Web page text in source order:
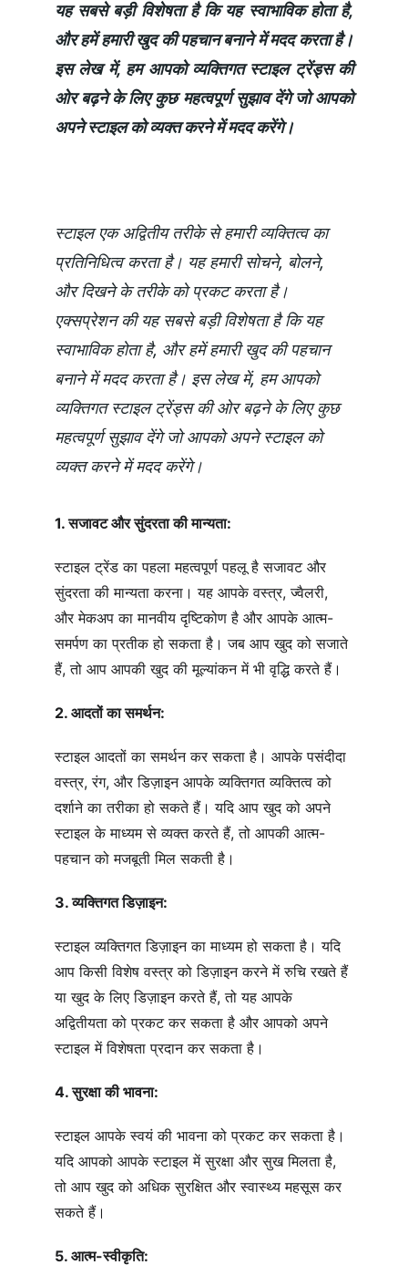
यह सबसे बड़ी विशेषता है कि यह स्वाभाविक होता है,
और हमें हमारी खुद की पहचान बनाने में मदद करता है।
इस लेख में, हम आपको व्यक्तिगत स्टाइल ट्रेंड्स की
ओर बढ़ने के लिए कुछ महत्वपूर्ण सुझाव देंगे जो आपको
अपने स्टाइल को व्यक्त करने में मदद करेंगे।
स्टाइल एक अद्वितीय तरीके से हमारी व्यक्तित्व का
प्रतिनिधित्व करता है। यह हमारी सोचने, बोलने,
और दिखने के तरीके को प्रकट करता है।
एक्सप्रेशन की यह सबसे बड़ी विशेषता है कि यह
स्वाभाविक होता है, और हमें हमारी खुद की पहचान
बनाने में मदद करता है। इस लेख में, हम आपको
व्यक्तिगत स्टाइल ट्रेंड्स की ओर बढ़ने के लिए कुछ
महत्वपूर्ण सुझाव देंगे जो आपको अपने स्टाइल को
व्यक्त करने में मदद करेंगे।
1. सजावट और सुंदरता की मान्यता:
स्टाइल ट्रेंड का पहला महत्वपूर्ण पहलू है सजावट और
सुंदरता की मान्यता करना। यह आपके वस्त्र, ज्वैलरी,
और मेकअप का मानवीय दृष्टिकोण है और आपके आत्म-
समर्पण का प्रतीक हो सकता है। जब आप खुद को सजाते
हैं, तो आप आपकी खुद की मूल्यांकन में भी वृद्धि करते हैं।
2. आदतों का समर्थन:
स्टाइल आदतों का समर्थन कर सकता है। आपके पसंदीदा
वस्त्र, रंग, और डिज़ाइन आपके व्यक्तिगत व्यक्तित्व को
दर्शाने का तरीका हो सकते हैं। यदि आप खुद को अपने
स्टाइल के माध्यम से व्यक्त करते हैं, तो आपकी आत्म-
पहचान को मजबूती मिल सकती है।
3. व्यक्तिगत डिज़ाइन:
स्टाइल व्यक्तिगत डिज़ाइन का माध्यम हो सकता है। यदि
आप किसी विशेष वस्त्र को डिज़ाइन करने में रुचि रखते हैं
या खुद के लिए डिज़ाइन करते हैं, तो यह आपके
अद्वितीयता को प्रकट कर सकता है और आपको अपने
स्टाइल में विशेषता प्रदान कर सकता है।
4. सुरक्षा की भावना:
स्टाइल आपके स्वयं की भावना को प्रकट कर सकता है।
यदि आपको आपके स्टाइल में सुरक्षा और सुख मिलता है,
तो आप खुद को अधिक सुरक्षित और स्वास्थ्य महसूस कर
सकते हैं।
5. आत्म-स्वीकृति: